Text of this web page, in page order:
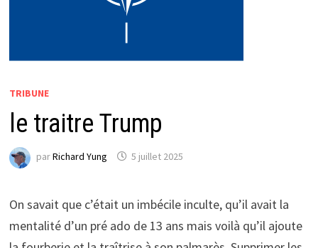
TRIBUNE
le traitre Trump
parRichard Yung 5 juillet 2025
On savait que c’était un imbécile inculte, qu’il avait la
mentalité d’un pré ado de 13 ans mais voilà qu’il ajoute